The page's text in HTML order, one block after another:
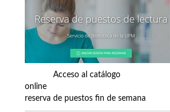
Acceso al catálogo
online
reserva de puestos fin de semana